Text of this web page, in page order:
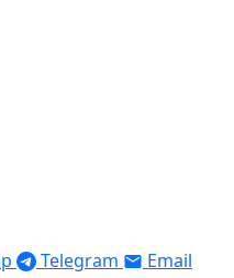
Telegram Email